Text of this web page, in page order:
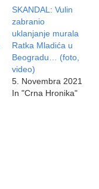
SKANDAL: Vulin
zabranio
uklanjanje murala
Ratka Mladića u
Beogradu… (foto,
video)
5. Novembra 2021
In "Crna Hronika"